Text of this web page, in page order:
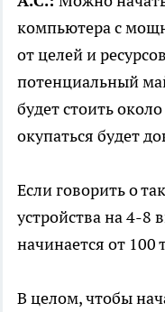
компьютера с
от целей и
потенциальный
будет стоить
окупаться будет
Если говорить о
устройства на 4-8
начинается от 100
В целом, чтобы